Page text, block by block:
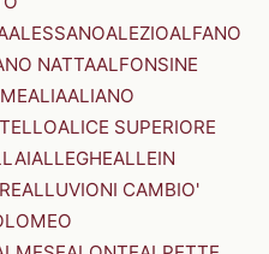
ALESSANOALEZIOALFANO
NATTAALFONSINE
ALIAALIANO
ALICE SUPERIORE
ALLEGHEALLEIN
ALLUVIONI CAMBIO'